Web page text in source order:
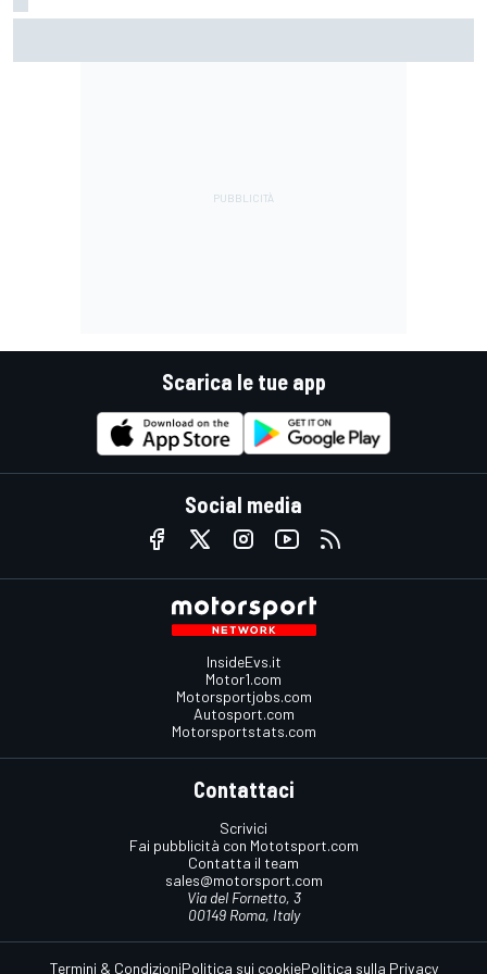
Scarica le tue app
Social media
InsideEvs.it
Motor1.com
Motorsportjobs.com
Autosport.com
Motorsportstats.com
Contattaci
Scrivici
Fai pubblicità con Mototsport.com
Contatta il team
sales@motorsport.com
Via del Fornetto, 3
00149 Roma, Italy
Termini & CondizioniPolitica sui cookiePolitica sulla Privacy